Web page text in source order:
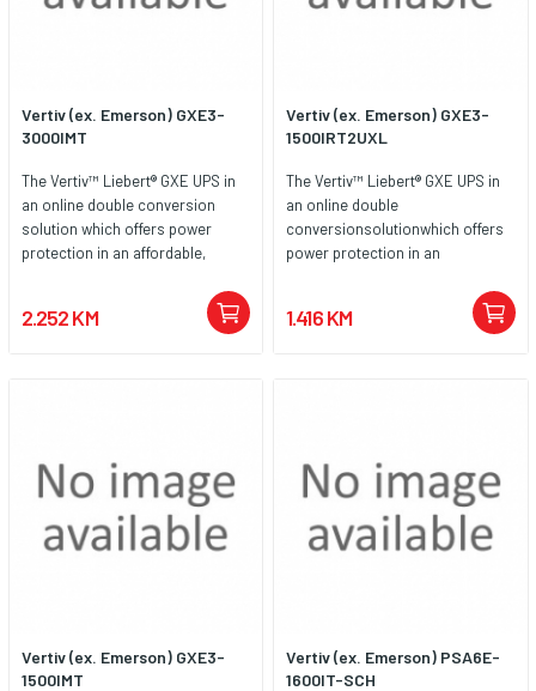
rada sustava tijekom prekida
napajanja. Ventilatori s
omogućuju automatsko
upravljanje toplinom na temelju
opterećenja snage kako bi se
smanjila buka i pružila veća
također podržava softver za
Vertiv (ex. Emerson) GXE3-
3000IMT
The Vertiv™ Liebert® GXE UPS in
an online double conversion
solution which offers power
protection in an affordable,
2.252 KM
Vertiv (ex. Emerson) GXE3-
1500IRT2UXL
The Vertiv™ Liebert® GXE UPS in
an online double
conversionsolutionwhich offers
power protection in an
withdeployment and operation
flexibility.
1.416 KM
Vertiv (ex. Emerson) GXE3-
1500IMT
Vertiv (ex. Emerson) PSA6E-
1600IT-SCH